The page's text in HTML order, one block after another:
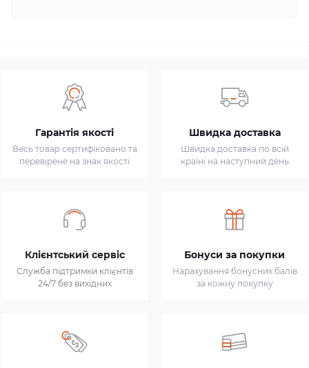
Гарантія якості
Весь товар сертифіковано та
перевірене на знак якості
Швидка доставка
Швидка доставка по всій
країні на наступний день
Клієнтський сервіс
Служба підтримки клієнтів
24/7 без вихідних
Бонуси за покупки
Нарахування бонусних балів
за кожну покупку